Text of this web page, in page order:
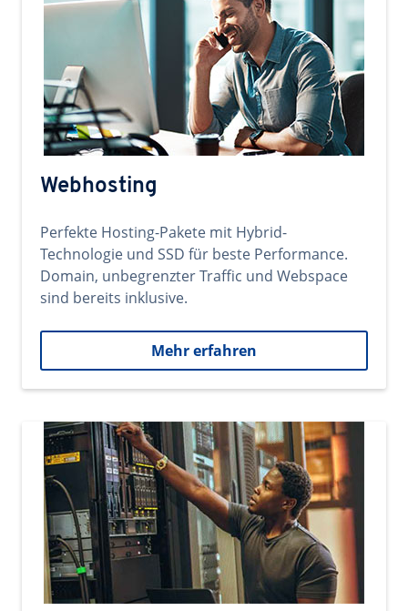
Webhosting
Perfekte Hosting-Pakete mit Hybrid-
Technologie und SSD für beste Performance.
Domain, unbegrenzter Traffic und Webspace
sind bereits inklusive.
Mehr erfahren